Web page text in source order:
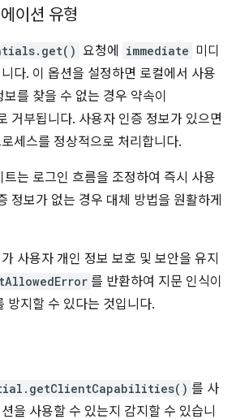
이션 유형
요청에 immediate 미디
다. 이 옵션을 설정하면 로컬에서 사용
를 찾을 수 없는 경우 약속이
거부됩니다. 사용자 인증 정보가 있으면
세스를 정상적으로 처리합니다.
는 로그인 흐름을 조정하여 즉시 사용
정보가 없는 경우 대체 방법을 원활하게
사용자 개인 정보 보호 및 보안을 유지
를 반환하여 지문 인식이
방지할 수 있다는 것입니다.
를 사
을 사용할 수 있는지 감지할 수 있습니